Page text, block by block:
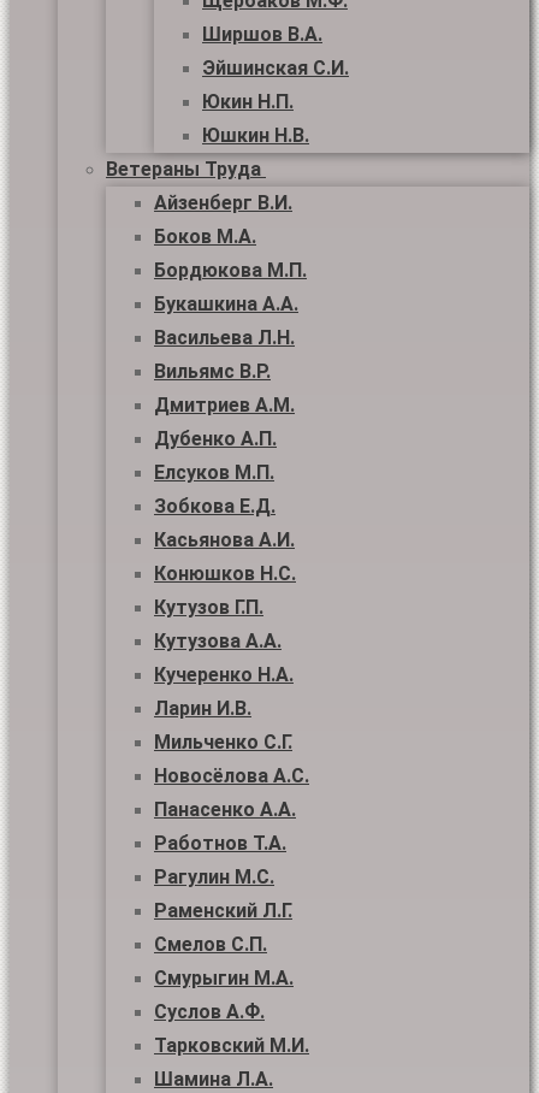
Ширшов В.А.
Эйшинская С.И.
Юкин Н.П.
Юшкин Н.В.
Ветераны Труда
Айзенберг В.И.
Боков М.А.
Бордюкова М.П.
Букашкина А.А.
Васильева Л.Н.
Вильямс В.Р.
Дмитриев А.М.
Дубенко А.П.
Елсуков М.П.
Зобкова Е.Д.
Касьянова А.И.
Конюшков Н.С.
Кутузов Г.П.
Кутузова А.А.
Кучеренко Н.А.
Ларин И.В.
Мильченко С.Г.
Новосёлова А.С.
Панасенко А.А.
Работнов Т.А.
Рагулин М.С.
Раменский Л.Г.
Смелов С.П.
Смурыгин М.А.
Суслов А.Ф.
Тарковский М.И.
Шамина Л.А.